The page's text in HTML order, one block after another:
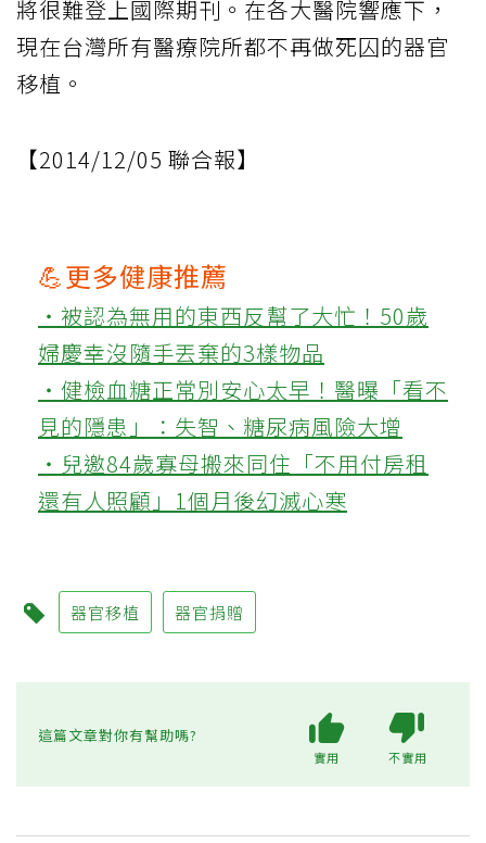
將很難登上國際期刊。在各大醫院響應下，
現在台灣所有醫療院所都不再做死囚的器官
移植。
【2014/12/05 聯合報】
💪更多健康推薦
‧被認為無用的東西反幫了大忙！50歲
婦慶幸沒隨手丟棄的3樣物品
‧健檢血糖正常別安心太早！醫曝「看不
見的隱患」：失智、糖尿病風險大增
‧兒邀84歲寡母搬來同住「不用付房租
還有人照顧」1個月後幻滅心寒
器官移植 器官捐贈
這篇文章對你有幫助嗎?
實用 不實用